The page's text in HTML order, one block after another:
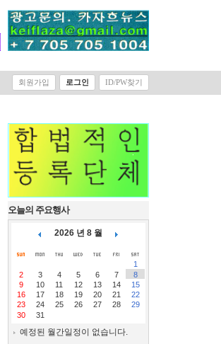
회원가입 로그인 ID/PW찾기
오늘의 주요행사
2026 년 8 월
1
2
3 4 5 6 7
8
9
10 11 12 13 14
15
16
17 18 19 20 21
22
23
24 25 26 27 28
29
30
31
예정된 월간일정이 없습니다.